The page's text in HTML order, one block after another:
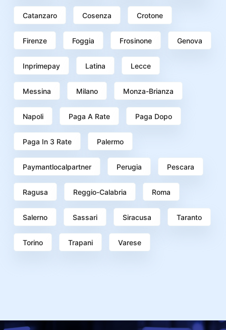
Catanzaro Cosenza Crotone
Firenze Foggia Frosinone Genova
Inprimepay Latina Lecce
Messina Milano Monza-Brianza
Napoli Paga A Rate Paga Dopo
Paga In 3 Rate Palermo
Paymantlocalpartner Perugia Pescara
Ragusa Reggio-Calabria Roma
Salerno Sassari Siracusa Taranto
Torino Trapani Varese